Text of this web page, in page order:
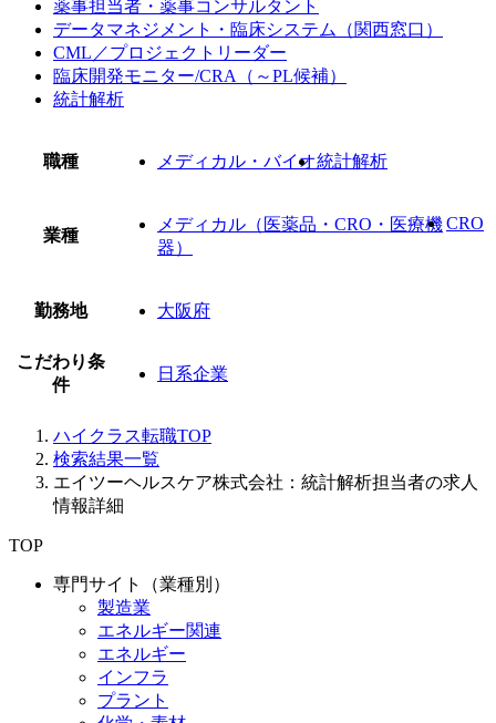
薬事担当者・薬事コンサルタント
データマネジメント・臨床システム（関西窓口）
CML／プロジェクトリーダー
臨床開発モニター/CRA（～PL候補）
統計解析
職種 メディカル・バイオ統計解析
業種
メディカル（医薬品・CRO・医療機
器）
CRO
勤務地 大阪府
こだわり条
件
日系企業
ハイクラス転職TOP
検索結果一覧
エイツーヘルスケア株式会社：統計解析担当者の求人
情報詳細
TOP
専門サイト（業種別）
製造業
エネルギー関連
エネルギー
インフラ
プラント